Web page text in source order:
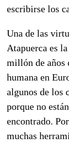
escribirse los
Una de las
Atapuerca es
millón de años
humana en
algunos de los
porque no
encontrado.
muchas